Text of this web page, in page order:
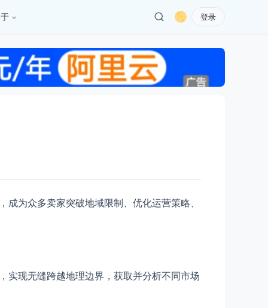
登录
为众多卖家突破地域限制、优化运营策略、
实现无缝跨越地理边界，获取并分析不同市场